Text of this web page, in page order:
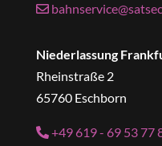
Niederlassung
Rheinstraße 2
65760 Eschborn
+49 619 - 69 53 77